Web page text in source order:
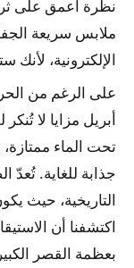
نظرة أعمق على
ملابس سريعة
الإلكترونية، لأنك
على الرغم من
أبريل مزايا لا
تحت الماء
جذابة للغاية. تُعدّ
التاريخية، حيث
اكتشفنا أن
بعظمة القصر